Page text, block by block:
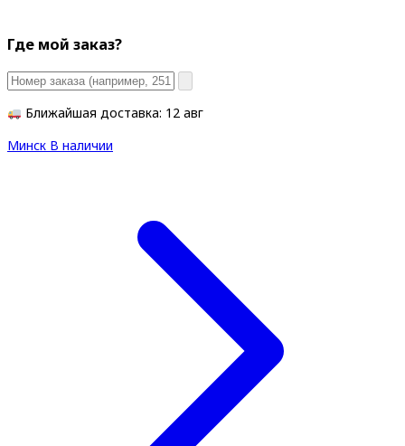
Где мой заказ?
Ближайшая доставка: 12 авг
Минск В наличии